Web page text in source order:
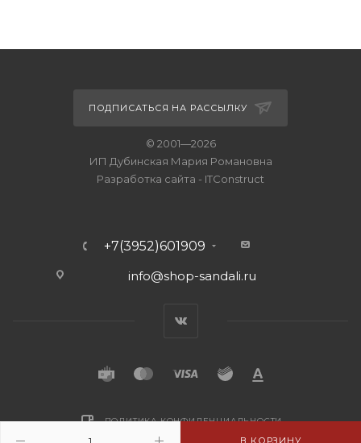
В КОРЗИНУ
ПОДПИСАТЬСЯ НА РАССЫЛКУ
© 2001—2026
ИП Дубинская Мария Романовна
Разработка сайта - ITConstruct
+7(3952)601909
info@shop-sandali.ru
ПОЛИТИКА КОНФИДЕНЦИАЛЬНОСТИ